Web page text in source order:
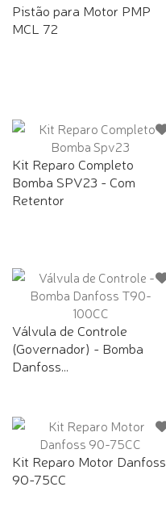
Pistão para Motor PMP
MCL 72
Kit Reparo Completo
Bomba SPV23 - Com
Retentor
Válvula de Controle
(Governador) - Bomba
Danfoss...
Kit Reparo Motor Danfoss
90-75CC